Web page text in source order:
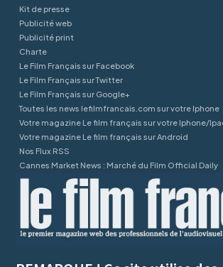
Kit de presse
Publicité web
Publicité print
Charte
Le Film Français sur Facebook
Le Film Français sur Twitter
Le Film Français sur Google+
Toutes les news lefilmfrancais.com sur votre Iphone
Votre magazine Le film français sur votre Iphone/
Votre magazine Le film français sur Android
Nos Flux RSS
Cannes Market News : Marché du Film Official Daily